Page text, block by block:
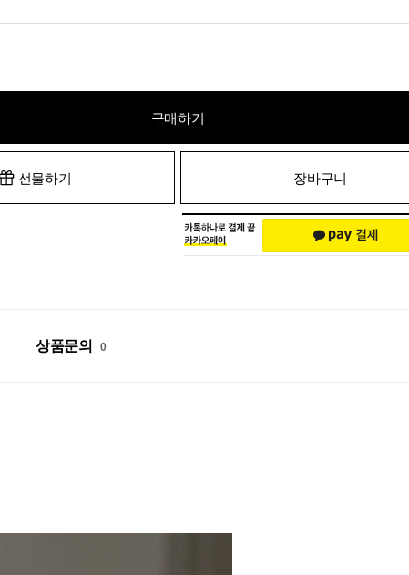
구매하기
선물하기 장바구니
상품문의 0